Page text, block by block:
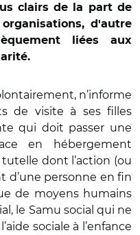
clairs de la part de
d'autre
liées aux
n’informe
de visite à ses filles
qui doit passer une
en hébergement
dont l’action (ou
d’une personne en fin
de moyens humains
le Samu social qui ne
sociale à l’enfance